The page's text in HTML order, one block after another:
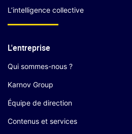
L’intelligence collective
L'entreprise
Qui sommes-nous ?
Karnov Group
Équipe de direction
Contenus et services